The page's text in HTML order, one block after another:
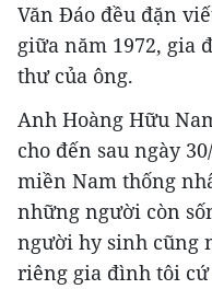
Văn Đáo đều đặn
giữa năm 1972, gia
thư của ông.
Anh Hoàng Hữu
cho đến sau ngày
miền Nam thống
những người còn
người hy sinh cũng
riêng gia đình tôi